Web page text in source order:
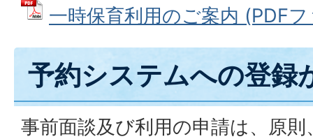
一時保育利用のご案内 (PDF
予約システムへの登録
事前面談及び利用の申請は、原